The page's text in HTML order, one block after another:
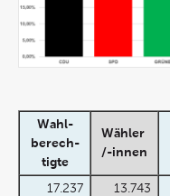
Wahl-
berech-
tigte
Wähler
/-innen
17.237 13.743